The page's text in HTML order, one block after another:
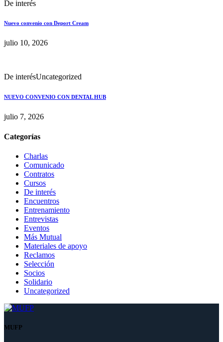
De interés
Nuevo convenio con Deport Cream
julio 10, 2026
De interésUncategorized
NUEVO CONVENIO CON DENTAL HUB
julio 7, 2026
Categorías
Charlas
Comunicado
Contratos
Cursos
De interés
Encuentros
Entrenamiento
Entrevistas
Eventos
Más Mutual
Materiales de apoyo
Reclamos
Selección
Socios
Solidario
Uncategorized
MUFP